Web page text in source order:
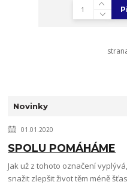
Novinky
01.01.2020
SPOLU POMÁHÁME
Jak už z tohoto označení
snažit zlepšit život těm méně